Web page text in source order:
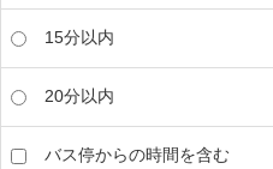
15分以内
20分以内
バス停からの時間を含む